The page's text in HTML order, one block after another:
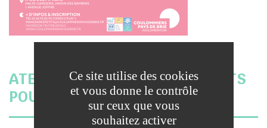
ATELIER FABRICATION DE JOUETS
POUR LES TOUT-PETITS
Ce site utilise des cookies
et vous donne le contrôle
sur ceux que vous
souhaitez activer